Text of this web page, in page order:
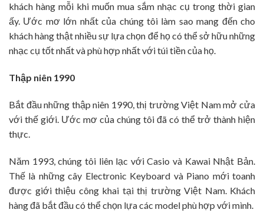
khách hàng mỗi khi muốn mua sắm nhạc cụ trong thời gian
ấy. Ước mơ lớn nhất của chúng tôi làm sao mang đến cho
khách hàng thật nhiều sự lựa chọn để họ có thể sở hữu những
nhạc cụ tốt nhất và phù hợp nhất với túi tiền của họ.
Thập niên 1990
Bắt đầu những thập niên 1990, thị trường Việt Nam mở cửa
với thế giới. Ước mơ của chúng tôi đã có thể trở thành hiện
thực.
Năm 1993, chúng tôi liên lạc với Casio và Kawai Nhật Bản.
Thế là những cây Electronic Keyboard và Piano mới toanh
được giới thiệu công khai tại thị trường Việt Nam. Khách
hàng đã bắt đầu có thể chọn lựa các model phù hợp với mình.